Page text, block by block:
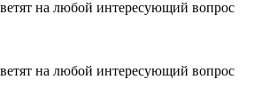
на любой интересующий вопрос
на любой интересующий вопрос